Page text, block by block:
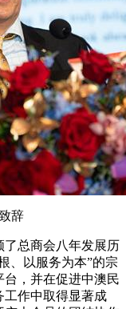
辞
了总商会八年发展历
、以服务为本”的宗
台，并在促进中澳民
工作中取得显著成